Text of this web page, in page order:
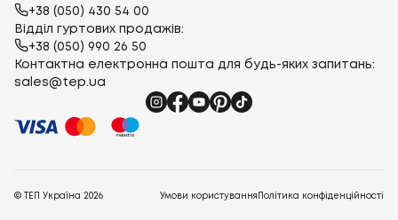
+38 (050) 430 54 00
Відділ гуртових продажів:
+38 (050) 990 26 50
Контактна електронна пошта для будь-яких запитань:
sales@tep.ua
© ТЕП Україна 2026 Умови користування Політика конфіденційності